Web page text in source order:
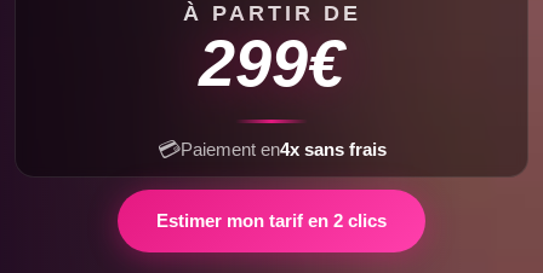
À PARTIR DE
299€
💳Paiement en4x sans frais
Estimer mon tarif en 2 clics